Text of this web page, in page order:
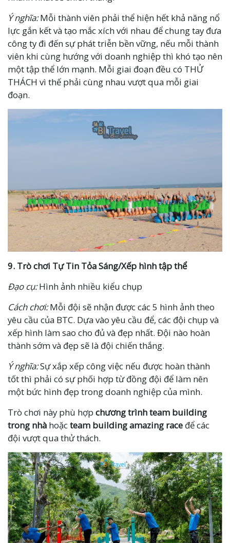
Ý nghĩa:Mỗi thành viên phải thể hiện hết khả năng nổ
lực gắn kết và tạo mắc xích với nhau để chung tay đưa
công ty đi đến sự phát triễn bền vững, nếu mỗi thành
viên khi cùng hướng với doanh nghiệp thì khó tạo nên
một tập thể lớn mạnh. Mỗi giai đoạn đều có THỬ
THÁCH vì thế phải cùng nhau vượt qua mỗi giai
đoạn.
9. Trò chơi Tự Tin Tỏa Sáng/Xếp hình tập thể
Đạo cụ:Hình ảnh nhiều kiểu chụp
Cách chơi:Mỗi đội sẽ nhận được các 5 hình ảnh theo
yêu cầu của BTC. Dựa vào yêu cầu để, các đội chụp và
xếp hình làm sao cho đủ và đẹp nhất. Đội nào hoàn
thành sớm và đẹp sẽ là đội chiến thắng.
Ý nghĩa:Sự xắp xếp công việc nếu được hoàn thành
tốt thì phải có sự phối hợp từ đồng đội để làm nên
một bức hình đẹp trong doanh nghiệp của mình.
Trò chơi này phù hợp chương trình team building
trong nhà hoặcteam building amazing race để các
đội vượt qua thử thách.